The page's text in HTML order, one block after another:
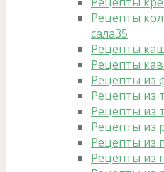
Рецепты
сала35
Рецепты
Рецепты
Рецепты из
Рецепты из
Рецепты из
Рецепты из
Рецепты из
Рецепты из